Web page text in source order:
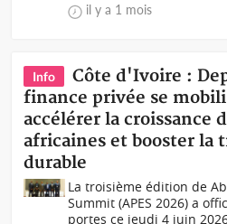
il y a 1 mois
Info
Côte d'Ivoire :
finance privée se
accélérer la croissance
africaines et booster la
durable
La troisième édition de
Summit (APES 2026) a
portes ce jeudi 4 juin